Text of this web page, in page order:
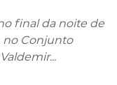
final da noite de
no Conjunto